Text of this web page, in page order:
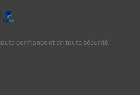
confiance et en toute sécurité.